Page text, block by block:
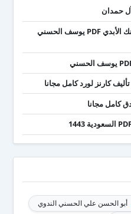
تحميل كتاب عقدك النفسية سجنك الأبدي PDF يوسف الحسني
أبو الحسن علي الحسني الندوي